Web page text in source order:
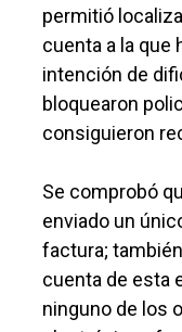
permitió
cuenta a la que
intención de
bloquearon
consiguieron
Se comprobó
enviado un
factura;
cuenta de esta
ninguno de los